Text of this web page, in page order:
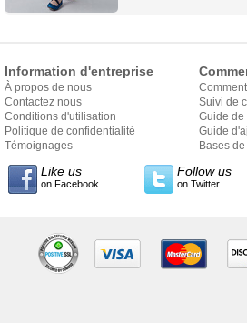
Information d'entreprise
À propos de nous
Contactez nous
Conditions d'utilisation
Politique de confidentialité
Témoignages
Suivi de
Guide de
Guide
style
Bases
Like us
on Facebook
Follow us
on Twitter